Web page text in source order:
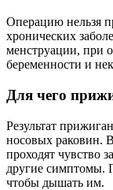
Операцию нельзя
хронических
менструации, при
беременности и
Для чего
Результат
носовых раковин.
проходят чувство
другие симптомы.
чтобы дышать им.